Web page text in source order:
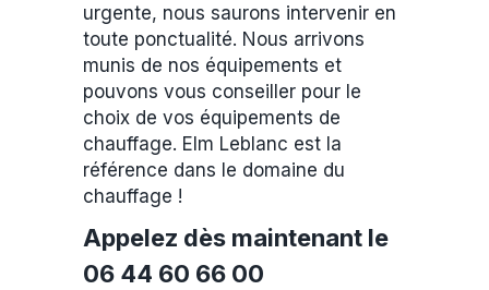
urgente, nous saurons intervenir en
toute ponctualité. Nous arrivons
munis de nos équipements et
pouvons vous conseiller pour le
choix de vos équipements de
chauffage. Elm Leblanc est la
référence dans le domaine du
chauffage !
Appelez dès maintenant le
06 44 60 66 00